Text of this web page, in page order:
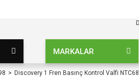
MARKALAR
Discovery 1 Fren Basınç Kontrol Valfi